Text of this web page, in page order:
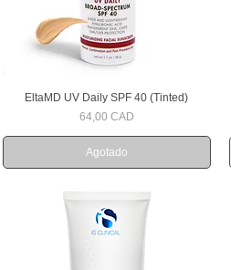
Vista rápida
EltaMD UV Daily SPF 40 (Tinted)
Precio
64,00 CAD
Agotado